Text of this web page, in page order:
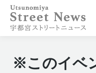
※このイベ